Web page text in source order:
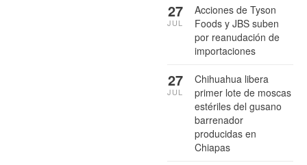
Acciones de Tyson
Foods y JBS suben
por reanudación de
importaciones
27
JUL
Chihuahua libera
primer lote de moscas
estériles del gusano
barrenador
producidas en
Chiapas
27
JUL